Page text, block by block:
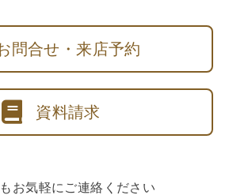
問合せ・来店予約
資料請求
お気軽にご連絡ください